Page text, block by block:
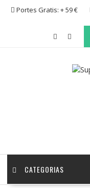
Skip Portes Gratis: + 59 €
CATEGORIAS